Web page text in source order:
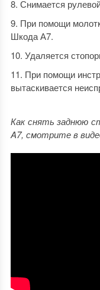
Снимается
При помощи
Шкода А7.
Удаляется
При помощи
вытаскивается
Как снять заднюю
A7, смотрите в